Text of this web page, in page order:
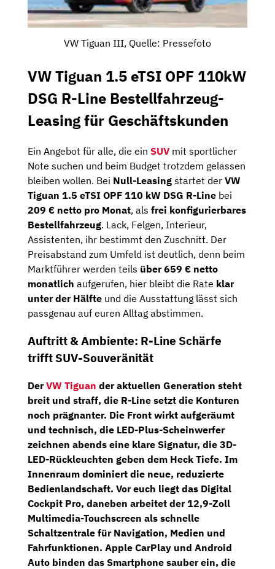
VW Tiguan III, Quelle: Pressefoto
VW Tiguan 1.5 eTSI OPF 110kW
DSG R-Line Bestellfahrzeug-
Leasing für Geschäftskunden
Ein Angebot für alle, die ein SUV mit sportlicher
Note suchen und beim Budget trotzdem gelassen
bleiben wollen. Bei Null-Leasing startet der VW
Tiguan 1.5 eTSI OPF 110 kW DSG R-Line bei
209 € netto pro Monat, als frei konfigurierbares
Bestellfahrzeug. Lack, Felgen, Interieur,
Assistenten, ihr bestimmt den Zuschnitt. Der
Preisabstand zum Umfeld ist deutlich, denn beim
Marktführer werden teils über 659 € netto
monatlich aufgerufen, hier bleibt die Rate klar
unter der Hälfte und die Ausstattung lässt sich
passgenau auf euren Alltag abstimmen.
Auftritt & Ambiente: R-Line Schärfe
trifft SUV-Souveränität
Der VW Tiguan der aktuellen Generation steht
breit und straff, die R-Line setzt die Konturen
noch prägnanter. Die Front wirkt aufgeräumt
und technisch, die LED-Plus-Scheinwerfer
zeichnen abends eine klare Signatur, die 3D-
LED-Rückleuchten geben dem Heck Tiefe. Im
Innenraum dominiert die neue, reduzierte
Bedienlandschaft. Vor euch liegt das Digital
Cockpit Pro, daneben arbeitet der12,9-Zoll
Multimedia-Touchscreen als schnelle
Schaltzentrale für Navigation, Medien und
Fahrfunktionen. Apple CarPlay und Android
Auto binden das Smartphone sauber ein, die